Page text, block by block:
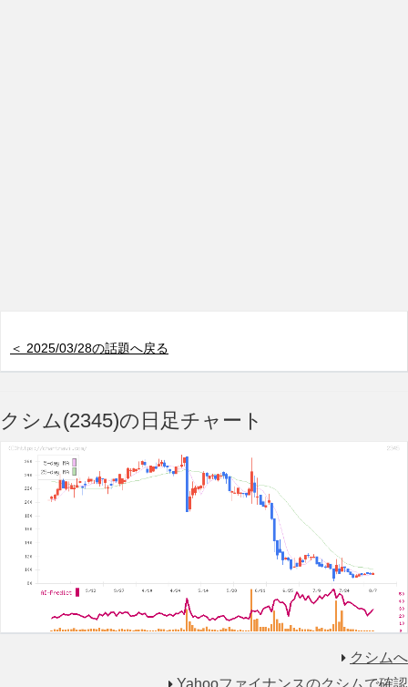
＜ 2025/03/28の話題へ戻る
クシム(2345)の日足チャート
クシムへ
Yahooファイナンスのクシムで確認